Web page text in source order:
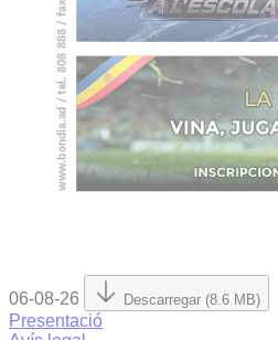
06-08-26 Descarregar (8.6 MB)
Presentació